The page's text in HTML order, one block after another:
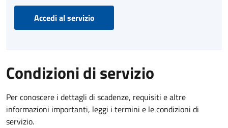
Accedi al servizio
Condizioni di servizio
Per conoscere i dettagli di scadenze, requisiti e altre
informazioni importanti, leggi i termini e le condizioni di
servizio.